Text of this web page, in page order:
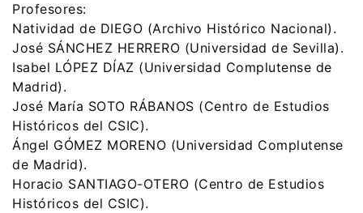
Profesores:
Natividad de DIEGO (Archivo Histórico Nacional).
José SÁNCHEZ HERRERO (Universidad de Sevilla).
Isabel LÓPEZ DÍAZ (Universidad Complutense de
Madrid).
José María SOTO RÁBANOS (Centro de Estudios
Históricos del CSIC).
Ángel GÓMEZ MORENO (Universidad Complutense
de Madrid).
Horacio SANTIAGO-OTERO (Centro de Estudios
Históricos del CSIC).